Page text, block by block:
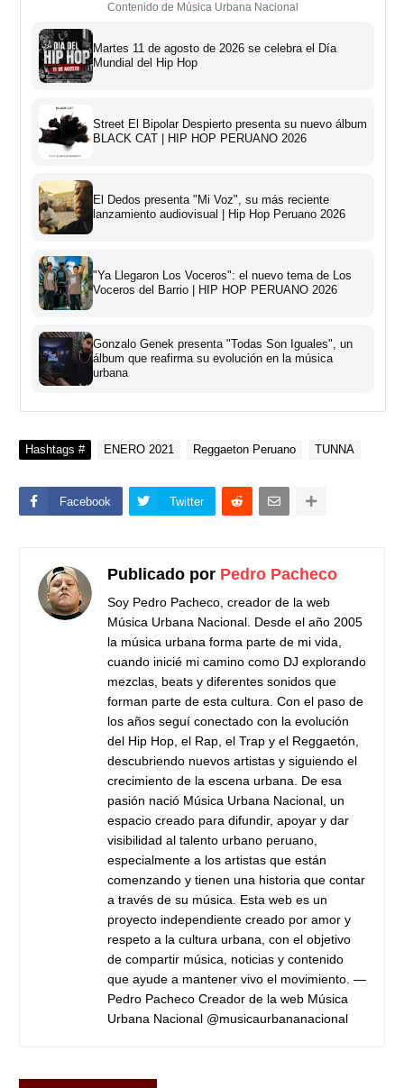
Contenido de Música Urbana Nacional
Martes 11 de agosto de 2026 se celebra el Día
Mundial del Hip Hop
Street El Bipolar Despierto presenta su nuevo álbum
BLACK CAT | HIP HOP PERUANO 2026
El Dedos presenta "Mi Voz", su más reciente
lanzamiento audiovisual | Hip Hop Peruano 2026
"Ya Llegaron Los Voceros": el nuevo tema de Los
Voceros del Barrio | HIP HOP PERUANO 2026
Gonzalo Genek presenta "Todas Son Iguales", un
álbum que reafirma su evolución en la música
urbana
Hashtags # ENERO 2021 Reggaeton Peruano TUNNA
Facebook Twitter
Publicado por Pedro Pacheco
Soy Pedro Pacheco, creador de la web
Música Urbana Nacional. Desde el año 2005
la música urbana forma parte de mi vida,
cuando inicié mi camino como DJ explorando
mezclas, beats y diferentes sonidos que
forman parte de esta cultura. Con el paso de
los años seguí conectado con la evolución
del Hip Hop, el Rap, el Trap y el Reggaetón,
descubriendo nuevos artistas y siguiendo el
crecimiento de la escena urbana. De esa
pasión nació Música Urbana Nacional, un
espacio creado para difundir, apoyar y dar
visibilidad al talento urbano peruano,
especialmente a los artistas que están
comenzando y tienen una historia que contar
a través de su música. Esta web es un
proyecto independiente creado por amor y
respeto a la cultura urbana, con el objetivo
de compartir música, noticias y contenido
que ayude a mantener vivo el movimiento. —
Pedro Pacheco Creador de la web Música
Urbana Nacional @musicaurbananacional